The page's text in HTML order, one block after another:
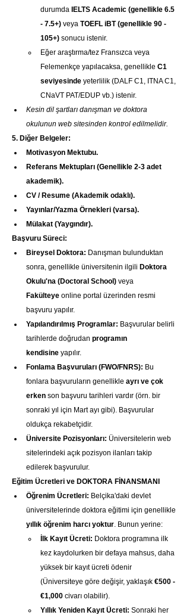
durumda IELTS Academic (genellikle 6.5
- 7.5+) veya TOEFL iBT (genellikle 90 -
105+) sonucu istenir.
Eğer araştırma/tez Fransızca veya
Felemenkçe yapılacaksa, genellikle C1
seviyesinde yeterlilik (DALF C1, ITNA C1,
CNaVT PAT/EDUP vb.) istenir.
Kesin dil şartları danışman ve doktora
okulunun web sitesinden kontrol edilmelidir.
5. Diğer Belgeler:
Motivasyon Mektubu.
Referans Mektupları (Genellikle 2-3 adet
akademik).
CV / Resume (Akademik odaklı).
Yayınlar/Yazma Örnekleri (varsa).
Mülakat (Yaygındır).
Başvuru Süreci:
Bireysel Doktora: Danışman bulunduktan
sonra, genellikle üniversitenin ilgili Doktora
Okulu'na (Doctoral School) veya
Fakülteye online portal üzerinden resmi
başvuru yapılır.
Yapılandırılmış Programlar: Başvurular belirli
tarihlerde doğrudan programın
kendisine yapılır.
Fonlama Başvuruları (FWO/FNRS): Bu
fonlara başvuruların genellikle ayrı ve çok
erken son başvuru tarihleri vardır (örn. bir
sonraki yıl için Mart ayı gibi). Başvurular
oldukça rekabetçidir.
Üniversite Pozisyonları: Üniversitelerin web
sitelerindeki açık pozisyon ilanları takip
edilerek başvurulur.
Eğitim Ücretleri ve DOKTORA FİNANSMANI
Öğrenim Ücretleri: Belçika'daki devlet
üniversitelerinde doktora eğitimi için genellikle
yıllık öğrenim harcı yoktur. Bunun yerine:
İlk Kayıt Ücreti: Doktora programına ilk
kez kaydolurken bir defaya mahsus, daha
yüksek bir kayıt ücreti ödenir
(Üniversiteye göre değişir, yaklaşık €500 -
€1,000 civarı olabilir).
Yıllık Yeniden Kayıt Ücreti: Sonraki her